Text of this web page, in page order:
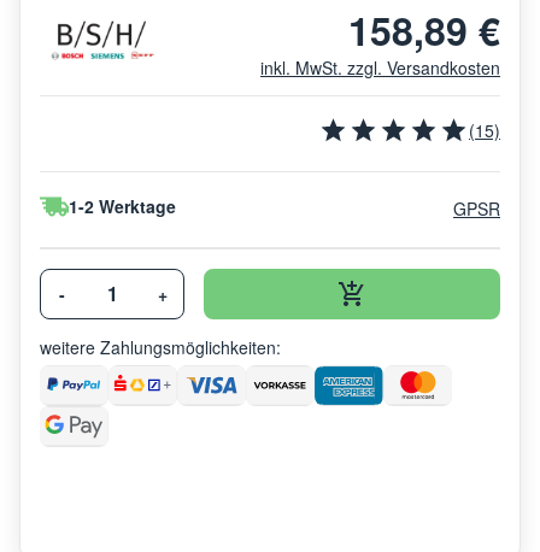
158,89 €
inkl. MwSt. zzgl. Versandkosten
(15)
1-2 Werktage GPSR
- +
weitere Zahlungsmöglichkeiten: